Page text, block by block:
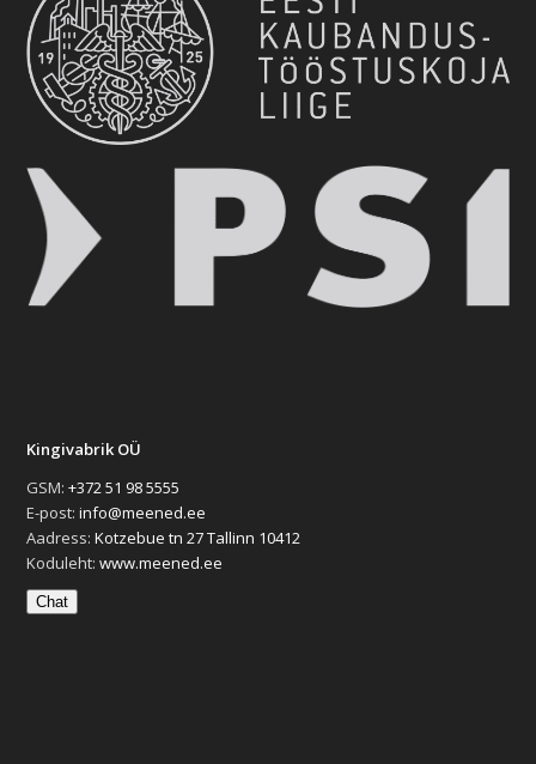
Kingivabrik OÜ
GSM:+372 51 98 5555
E-post:info@meened.ee
Aadress:Kotzebue tn 27 Tallinn 10412
Koduleht:www.meened.ee
Chat